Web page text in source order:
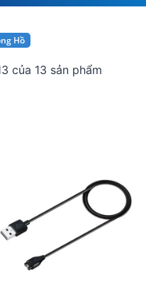
Hồ
của 13 sản phẩm